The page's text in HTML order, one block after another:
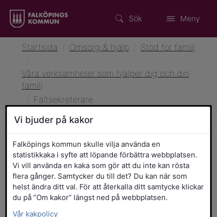
Sök Meny
Startsida Omsorg & hjälp
Stöd för familj
Våra verksamheter som hjälper dig och din
familj
Fältsekreterare
Fältsekreterare
Vår uppgift är att knyta kontakter med
ungdomar i åldren 12–21 år. Vi rör oss i
samma miljöer som ungdomar vistas i: på
skolan, på fritidsgårdar, olika offentliga
Vi bjuder på kakor
Falköpings kommun skulle vilja använda en
statistikkaka i syfte att löpande förbättra webbplatsen.
Vi vill använda en kaka som gör att du inte kan rösta
flera gånger. Samtycker du till det? Du kan när som
helst ändra ditt val. För att återkalla ditt samtycke klickar
du på ”Om kakor” längst ned på webbplatsen.
Vår kakpolicy